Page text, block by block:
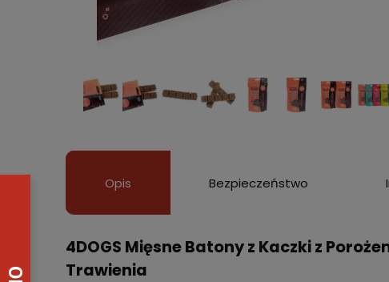
Opis Bezpieczeństwo
4DOGS Mięsne Batony z Kaczki z
Trawienia